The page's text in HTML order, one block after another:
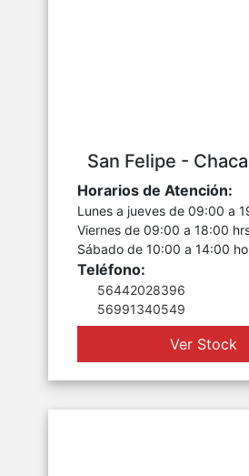
San Felipe -
Horarios de Atención:
Lunes a jueves de 09:00 a
Viernes de 09:00 a 18:00
Sábado de 10:00 a 14:00
Teléfono:
56442028396
56991340549
Ver Stock